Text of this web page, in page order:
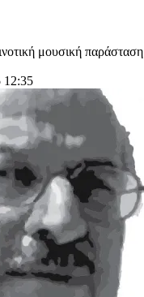
μουσική παράσταση
12:35